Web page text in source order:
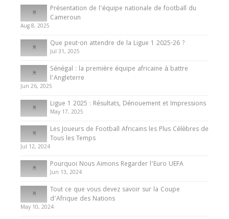
Tout ce que vous devez savoir sur la Coupe
d’Afrique des Nations
10 May 2024
Internationales
Présentation de l’équipe nationale de football
du Cameroun
8 August 2025
Présentation de l’équipe nationale de football du
Cameroun
Aug 8, 2025
Que peut-on attendre de la Ligue 1 2025-26 ?
Jul 31, 2025
Sénégal : la première équipe africaine à battre
l’Angleterre
Jun 26, 2025
Ligue 1 2025 : Résultats, Dénouement et Impressions
May 17, 2025
Les Joueurs de Football Africains les Plus Célèbres de
Tous les Temps
Jul 12, 2024
Pourquoi Nous Aimons Regarder l’Euro UEFA
Jun 13, 2024
Tout ce que vous devez savoir sur la Coupe
d’Afrique des Nations
May 10, 2024